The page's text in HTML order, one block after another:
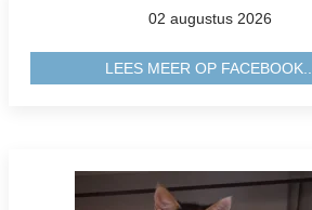
02 augustus 2026
LEES MEER OP